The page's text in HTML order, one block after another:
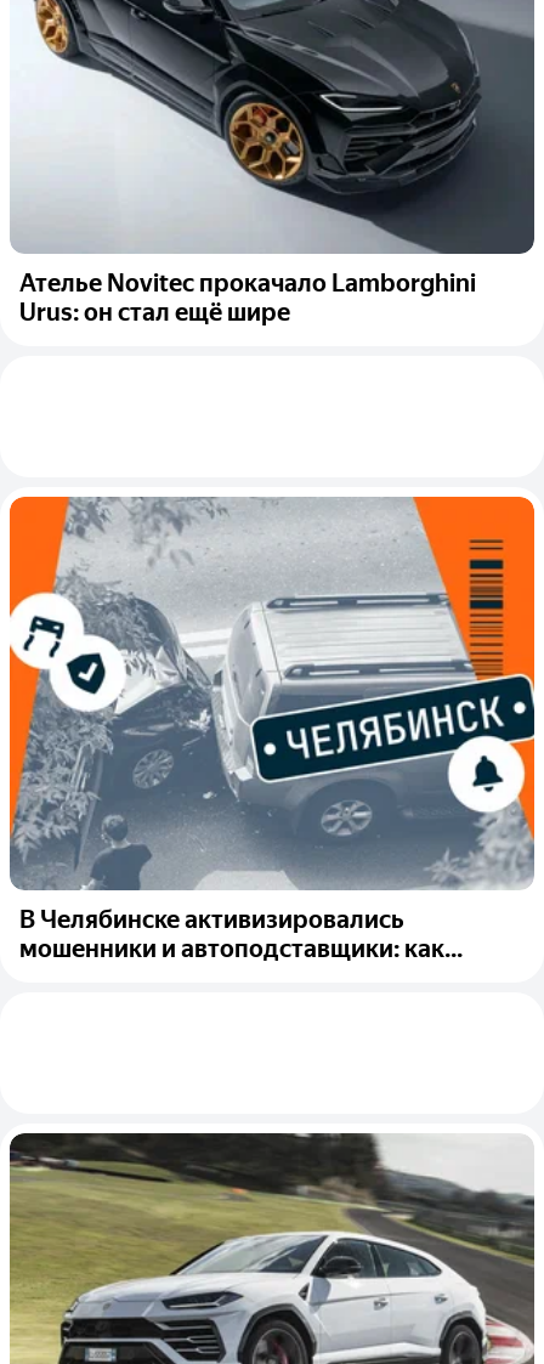
Ателье Novitec прокачало Lamborghini
Urus: он стал ещё шире
В Челябинске активизировались
мошенники и автоподставщики: как...